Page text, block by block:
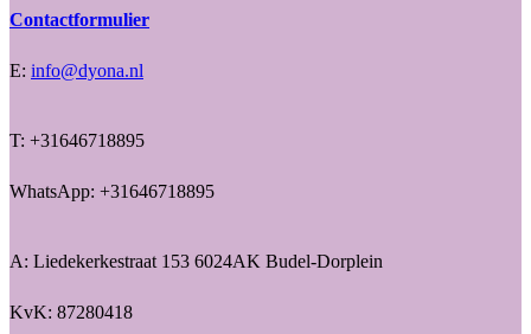
Contactformulier
E: info@dyona.nl
T: +31646718895
WhatsApp: +31646718895
A: Liedekerkestraat 153 6024AK Budel-Dorplein
KvK: 87280418